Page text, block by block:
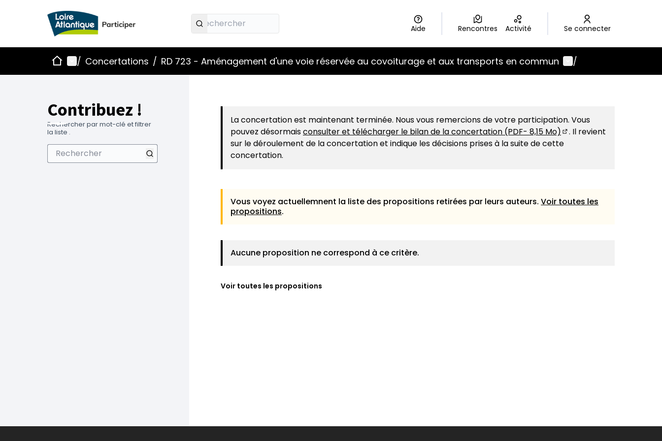
Aide Rencontres Activité Se connecter
AccueilMenu principal
/ Concertations / RD 723 - Aménagement d'une voie réservée au covoiturage et aux transports en commun Menu utilisateur
/
Contribuez !
Rechercher par mot-clé et filtrer
la liste .
La concertation est maintenant terminée. Nous vous remercions de votre participation. Vous
pouvez désormaisconsulter et télécharger le bilan de la concertation (PDF- 8,15 Mo)
(S'ouvre dans un nouvel
. Il revient
sur le déroulement de la concertation et indique les décisions prises à la suite de cette
concertation.
Vous voyez actuellemnent la liste des propositions retirées par leurs auteurs. Voir toutes les
propositions.
Aucune proposition ne correspond à ce critère.
Voir toutes les propositions